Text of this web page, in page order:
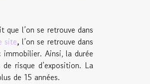
que l’on se retrouve dans
site, l’on se retrouve dans
Ainsi, la durée
risque d’exposition. La
de 15 années.